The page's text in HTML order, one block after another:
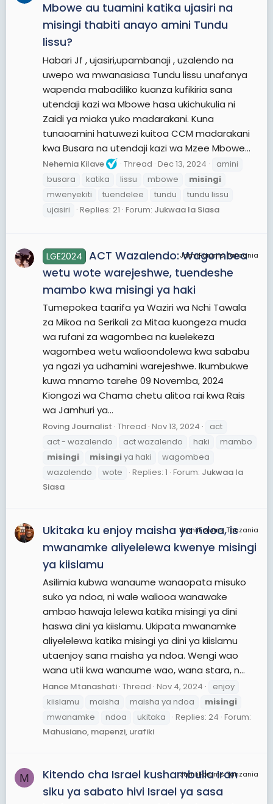
Mbowe au tuamini katika ujasiri na
misingi thabiti anayo amini Tundu
lissu?
Habari Jf , ujasiri,upambanaji , uzalendo na
uwepo wa mwanasiasa Tundu lissu unafanya
wapenda mabadiliko kuanza kufikiria sana
utendaji kazi wa Mbowe hasa ukichukulia ni
Zaidi ya miaka yuko madarakani. Kuna
tunaoamini hatuwezi kuitoa CCM madarakani
kwa Busara na utendaji kazi wa Mzee Mbowe...
Nehemia Kilave Thread Dec 13, 2024
amini
busara
katika lissu mbowe
misingi
mwenyekiti
tuendelee tundu
tundu lissu
ujasiri
Replies: 21 Forum: Jukwaa la Siasa
JamiiForums Tanzania
LGE2024
ACT Wazalendo: Wagombea
wetu wote warejeshwe, tuendeshe
mambo kwa misingi ya haki
Tumepokea taarifa ya Waziri wa Nchi Tawala
za Mikoa na Serikali za Mitaa kuongeza muda
wa rufani za wagombea na kuelekeza
wagombea wetu walioondolewa kwa sababu
ya ngazi ya udhamini warejeshwe. Ikumbukwe
kuwa mnamo tarehe 09 Novemba, 2024
Kiongozi wa Chama chetu alitoa rai kwa Rais
wa Jamhuri ya...
Roving Journalist Thread Nov 13, 2024
act
act - wazalendo
act wazalendo haki
mambo
misingi
misingiya haki
wagombea
wazalendo
wote Replies: 1 Forum: Jukwaa la
Siasa
JamiiForums Tanzania
Ukitaka ku enjoy maisha ya ndoa, is
mwanamke aliyelelewa kwenye misingi
ya kiislamu
Asilimia kubwa wanaume wanaopata misuko
suko ya ndoa, ni wale waliooa wanawake
ambao hawaja lelewa katika misingi ya dini
haswa dini ya kiislamu. Ukipata mwanamke
aliyelelewa katika misingi ya dini ya kiislamu
utaenjoy sana maisha ya ndoa. Wengi wao
wana utii kwa wanaume wao, wana stara, n...
Hance Mtanashati Thread Nov 4, 2024
enjoy
kiislamu
maisha maisha ya ndoa
misingi
mwanamke
ndoa ukitaka Replies: 24 Forum:
Mahusiano, mapenzi, urafiki
M JamiiForums Tanzania
Kitendo cha Israel kushambulia Iran
siku ya sabato hivi Israel ya sasa